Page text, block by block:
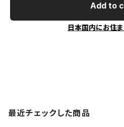
Add to
日本国内にお住
最近チェックした商品